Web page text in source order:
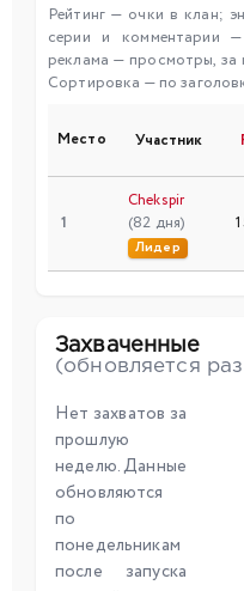
Рейтинг — очки в клан;
серии и комментарии
реклама — просмотры, за
Сортировка — по
Место Участник
1
Chekspir
(82 дня)
Лидер
(обновляется
Нет захватов за
прошлую
неделю. Данные
обновляются
по
понедельникам
после запуска